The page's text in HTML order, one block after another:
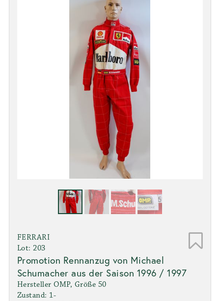
FERRARI
Lot: 203
Promotion Rennanzug von Michael
Schumacher aus der Saison 1996 / 1997
Hersteller OMP, Größe 50
Zustand: 1-